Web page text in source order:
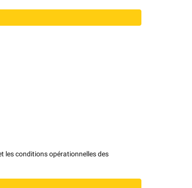
les conditions opérationnelles des